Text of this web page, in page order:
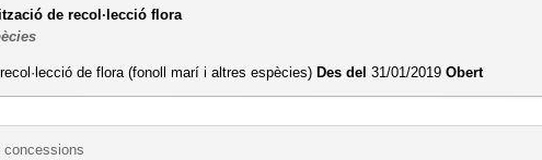
de recol·lecció flora
de flora (fonoll marí i altres espècies) Des del 31/01/2019Obert